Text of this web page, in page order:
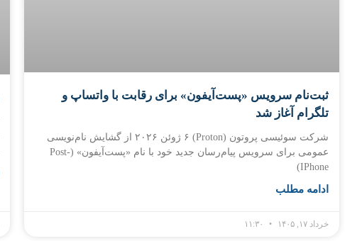
ثبت‌نام سرویس «پست‌آیفون» برای رقابت با واتساپ و
تلگرام آغاز شد
شرکت سوئیسی پروتون (Proton) ۶ ژوئن ۲۰۲۶ از گشایش نام‌نویسی
عمومی برای سرویس پیام‌رسان جدید خود با نام «پست‌آیفون» (Post-
IPhone)
ادامه مطلب
خرداد ۱۷, ۱۴۰۵